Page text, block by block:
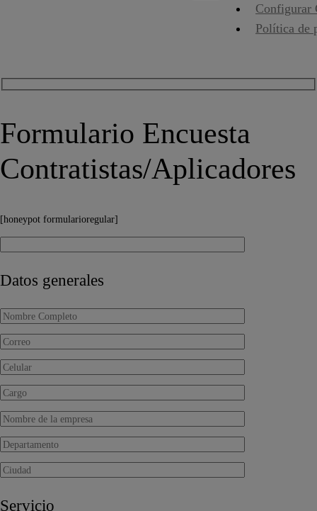
Configurar
Política de
Formulario Encuesta
Contratistas/Aplicadores
[honeypot formularioregular]
Datos generales
Servicio